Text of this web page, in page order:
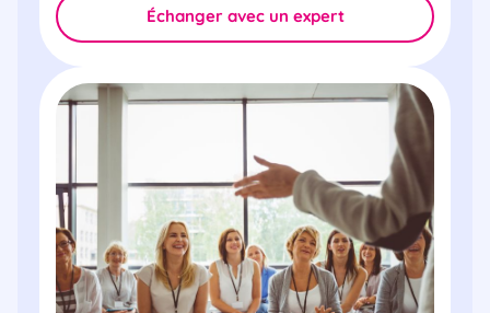
Échanger avec un expert